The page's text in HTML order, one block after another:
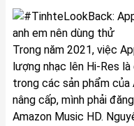
Trong năm 2021, việc
lượng nhạc lên Hi-Res
trong các sản phẩm
nâng cấp, mình phải
Amazon Music HD.